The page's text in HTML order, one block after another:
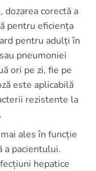
corectă a
pentru eficiența
pentru adulți în
pneumoniei
ori pe zi, fie pe
este aplicabilă
rezistente la
ales în funcție
a pacientului.
hepatice